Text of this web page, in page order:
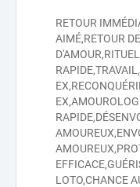
RETOUR
AIMÉ,RETOUR
LOTO,CHANCE